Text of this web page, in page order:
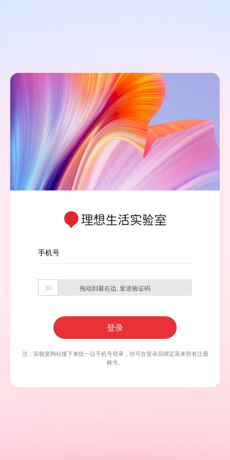
手机号
 拖动到最右边, 发送验证码
登录
注：实验室网站接下来统一以手机号登录，你可在登录后绑定原来所有注册
账号。